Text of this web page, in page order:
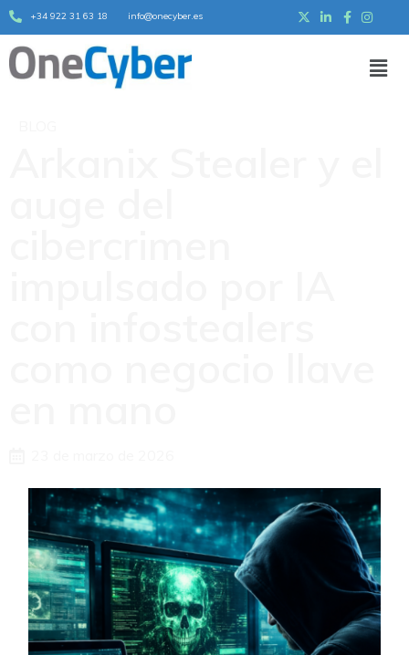
+34 922 31 63 18 info@onecyber.es